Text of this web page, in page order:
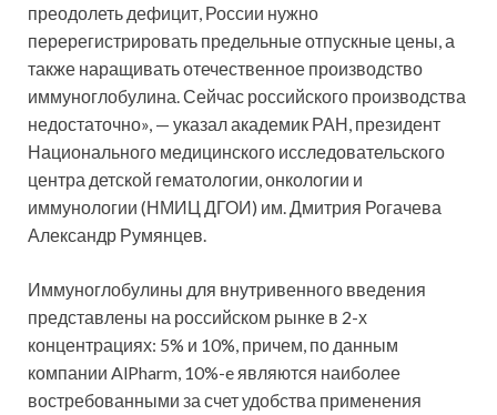
преодолеть дефицит, России нужно
перерегистрировать предельные отпускные цены, а
также наращивать отечественное производство
иммуноглобулина. Сейчас российского производства
недостаточно», — указал академик РАН, президент
Национального медицинского исследовательского
центра детской гематологии, онкологии и
иммунологии (НМИЦ ДГОИ) им. Дмитрия Рогачева
Александр Румянцев.
Иммуноглобулины для внутривенного введения
представлены на российском рынке в 2-х
концентрациях: 5% и 10%, причем, по данным
компании AlPharm, 10%-e являются наиболее
востребованными за счет удобства применения